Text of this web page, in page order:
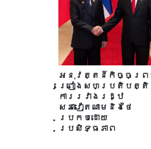
អនុវត្តន៍កិច្ចព្រ
ព្រៀងសហប្រតិបត្តិ
ការរវាងរដ្ឋ
សភាវៀតណាមនិងថៃ
ប្រកបដោយ
ប្រសិទ្ធភាព